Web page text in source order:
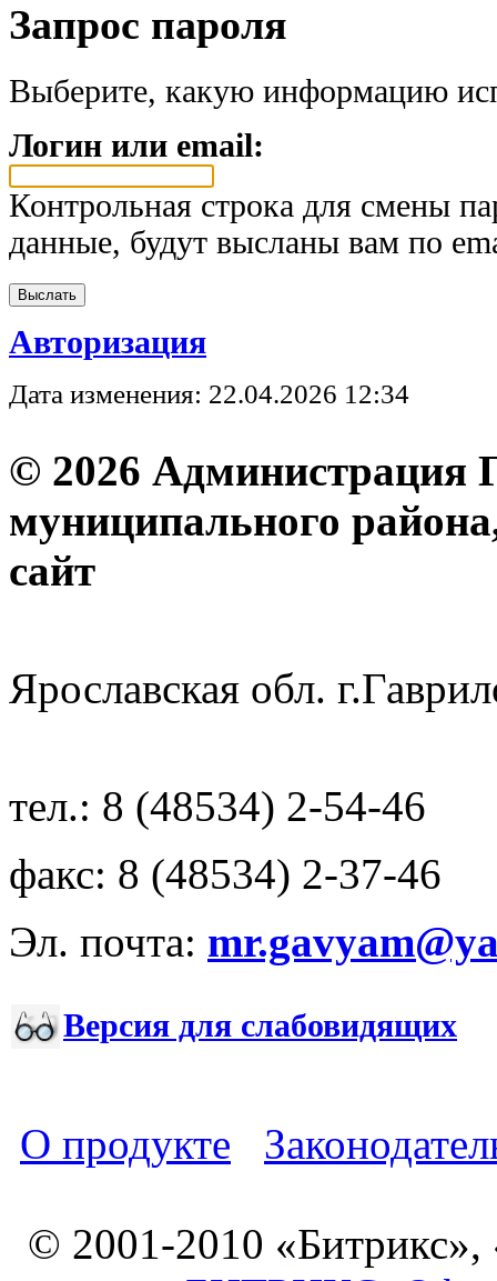
Запрос пароля
Выберите, какую информацию
Логин или email:
Контрольная строка для смены
данные, будут высланы вам по
Авторизация
Дата изменения: 22.04.2026 12:34
© 2026 Администрация
муниципального
Ярославская обл.
тел.: 8 (48534) 2-54-46
факс: 8 (48534) 2-37-46
Эл. почта:
Версия для слабовидящих
О продукте
© 2001-2010 «Битрикс»,